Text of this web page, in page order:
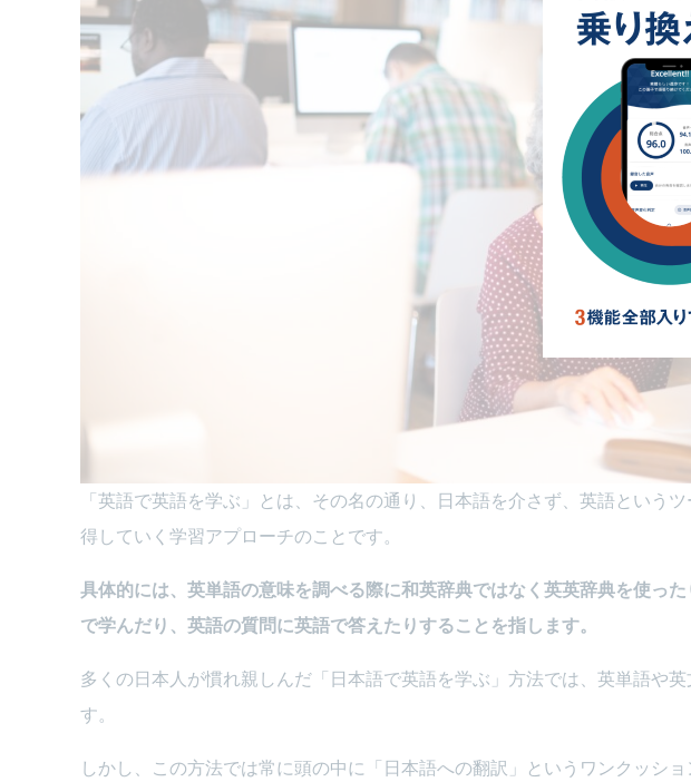
「英語で英語を学ぶ」とは、その名の通り、
日本語を介さず、英語という
得していく学習アプローチのことです。
具体的には、英単語の意味を調べる際に和英辞典ではなく英英辞典を使っ
で学んだり、英語の質問に英語で答えたりすることを指します。
多くの日本人が慣れ親しんだ「日本語で英語を学ぶ」方法では、英単語や
す。
しかし、この方法では常に頭の中に「日本語への翻訳」というワンクッシ